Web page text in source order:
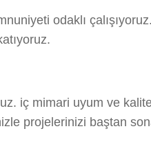
odaklı
iç mimari uyum ve
projelerinizi baştan